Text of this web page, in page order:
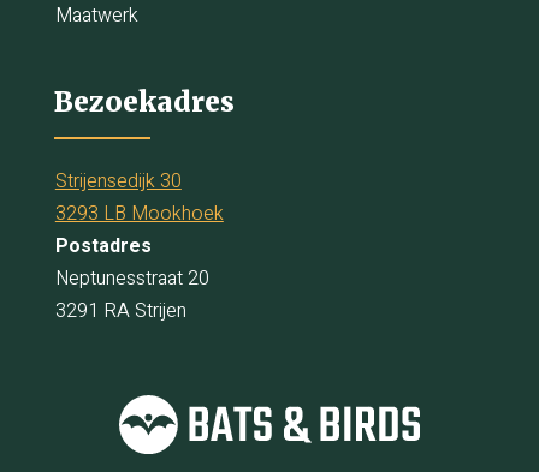
Maatwerk
Bezoekadres
Strijensedijk 30
3293 LB Mookhoek
Postadres
Neptunesstraat 20
3291 RA Strijen